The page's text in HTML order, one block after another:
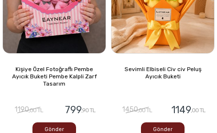
Kişiye Özel Fotoğraflı Pembe
Ayıcık Buketi Pembe Kalpli Zarf
Tasarım
1190,00 TL 799,90 TL
Gönder
Sevimli Elbiseli Civ civ Peluş
Ayıcık Buketi
1450,00 TL 1149,00 TL
Gönder